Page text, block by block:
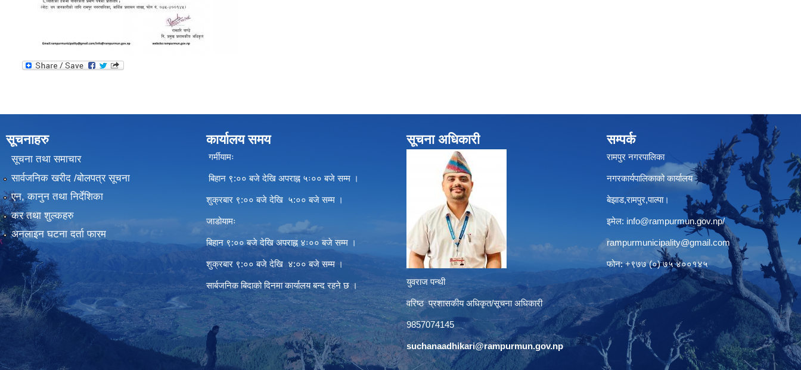
सूचनाहरु
सूचना तथा समाचार
सार्वजनिक खरीद /बोलपत्र सूचना
एन, कानुन तथा निर्देशिका
कर तथा शुल्कहरु
अनलाइन घटना दर्ता फारम
कार्यालय समय
गर्मीयामः
बिहान ९:०० बजे देखि अपराह्न ५ः०० बजे सम्म ।
शुक्रबार ९:०० बजे देखि ५:०० बजे सम्म ।
जाडोयामः
बिहान ९:०० बजे देखि अपराह्न ४ः०० बजे सम्म ।
शुक्रबार ९:०० बजे देखि ४:०० बजे सम्म ।
सार्बजनिक बिदाको दिनमा कार्यालय बन्द रहने छ ।
सूचना अधिकारी
युवराज पन्थी
वरिष्ठ प्रशासकीय अधिकृत/सूचना अधिकारी
9857074145
suchanaadhikari@rampurmun.gov.np
सम्पर्क
रामपुर नगरपालिका
नगरकार्यपालिकाको कार्यालय
बेझाड,रामपुर,पाल्पा।
इमेल: info@rampurmun.gov.np/
rampurmunicipality@gmail.com
फोन: +९७७ (०) ७५ ४००१४५